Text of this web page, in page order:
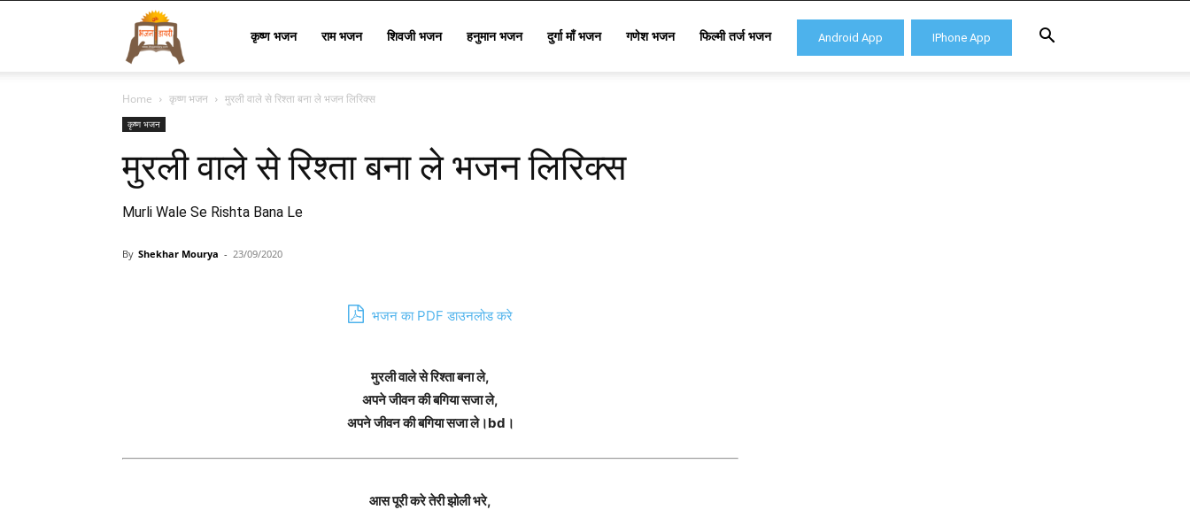
Android App IPhone App
Lyrics
कृष्ण भजन राम भजन शिवजी भजन हनुमान भजन दुर्गा माँ भजन गणेश भजन फिल्मी तर्ज भजन
Home कृष्ण भजन मुरली वाले से रिश्ता बना ले भजन लिरिक्स
कृष्ण भजन
मुरली वाले से रिश्ता बना ले भजन लिरिक्स
Murli Wale Se Rishta Bana Le
By Shekhar Mourya - 23/09/2020
भजन का PDF डाउनलोड करे
मुरली वाले से रिश्ता बना ले,
अपने जीवन की बगिया सजा ले,
अपने जीवन की बगिया सजा ले।bd।
आस पूरी करे तेरी झोली भरे,